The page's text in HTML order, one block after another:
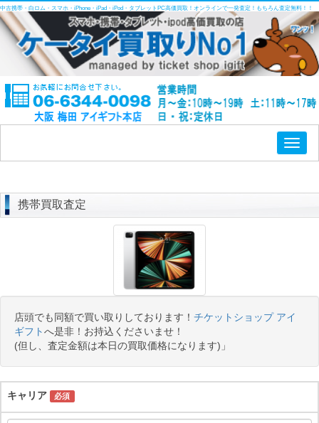
中古携帯・白ロム・スマホ・iPhone・iPad・iPod・タブレットPC高価買取！オンラインで一発査定！もちろん査定無料！！
携帯買取査定
店頭でも同額で買い取りしております！ チケットショップ アイ
ギフトへ是非！お持込くださいませ！
(但し、査定金額は本日の買取価格になります)」
キャリア 必須